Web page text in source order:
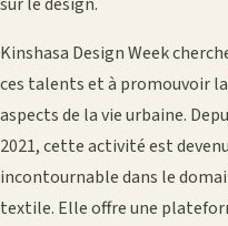
sûr le design.
Kinshasa Design Week
ces talents et à promouvoir
aspects de la vie urbaine.
2021, cette activité est
incontournable dans le
textile. Elle offre une